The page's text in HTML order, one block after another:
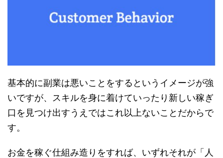
基本的に副業は悪いことをするというイメージが強
いですが、スキルを身に着けていったり新しい稼ぎ
口を見つけ出すうえではこれ以上ないことだからで
す。
お金を稼ぐ仕組み造りをすれば、いずれそれが「人